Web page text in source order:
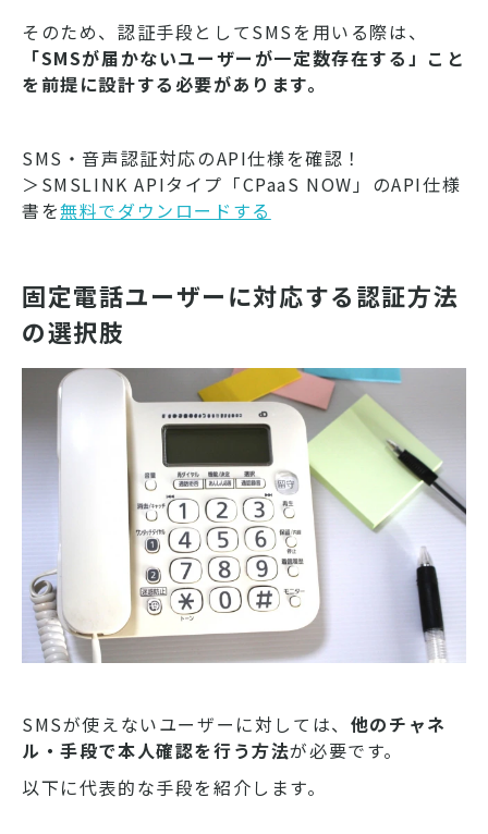
そのため、認証手段としてSMSを用いる際は、
「SMSが届かないユーザーが一定数存在する」こと
を前提に設計する必要があります。
SMS・音声認証対応のAPI仕様を確認！
＞SMSLINK APIタイプ「CPaaS NOW」のAPI仕様
書を無料でダウンロードする
固定電話ユーザーに対応する認証方法
の選択肢
SMSが使えないユーザーに対しては、 他のチャネ
ル・手段で本人確認を行う方法が必要です。
以下に代表的な手段を紹介します。